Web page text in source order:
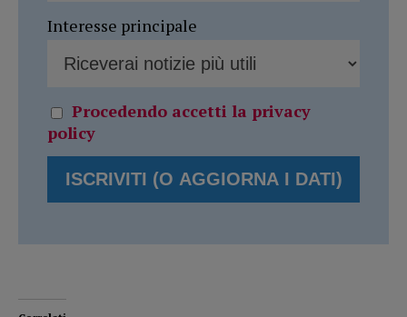
Interesse principale
Procedendo accetti la privacy
policy